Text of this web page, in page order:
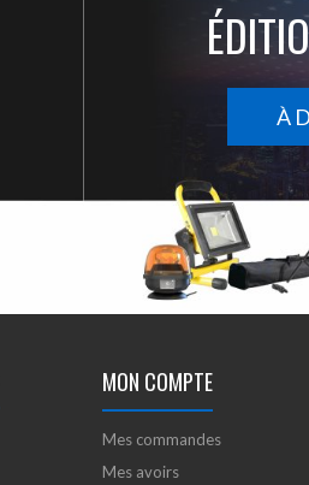
À
MON COMPTE
Mes commandes
Mes avoirs